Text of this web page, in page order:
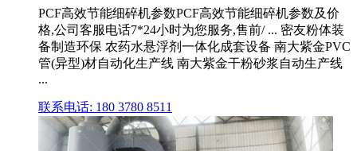
PCF高效节能细碎机参数PCF高效节能细碎机参数及价
格,公司客服电话7*24小时为您服务,售前/ ... 密友粉体装
备制造环保 农药水悬浮剂一体化成套设备 南大紫金PVC
管(异型)材自动化生产线 南大紫金干粉砂浆自动生产线
...
联系电话: 180 3780 8511